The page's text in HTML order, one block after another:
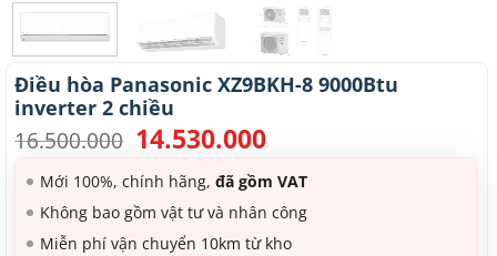
Điều hòa Panasonic XZ9BKH-8 9000Btu
inverter 2 chiều
16.500.000 Giá
gốc
là:
16.500.000.
14.530.000Giá
tại
là:
14.530.000.
Mới 100%, chính hãng, đã gồm VAT
Không bao gồm vật tư và nhân công
Miễn phí vận chuyển 10km từ kho